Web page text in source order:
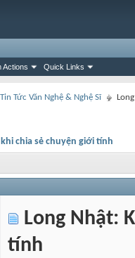
Actions Quick Links
Tin Tức Văn Nghệ & Nghệ Sĩ
chia sẻ chuyện giới tính
Long Nhật:
tính